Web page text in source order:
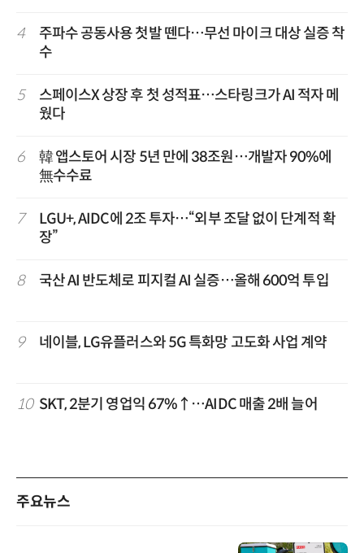
4
주파수 공동사용 첫발 뗀다…무선 마이크 대상 실증 착
수
5
스페이스X 상장 후 첫 성적표…스타링크가 AI 적자 메
웠다
6
韓 앱스토어 시장 5년 만에 38조원…개발자 90%에
無수수료
7
LGU+, AIDC에 2조 투자…“외부 조달 없이 단계적 확
장”
8 국산 AI 반도체로 피지컬 AI 실증…올해 600억 투입
9 네이블, LG유플러스와 5G 특화망 고도화 사업 계약
10 SKT, 2분기 영업익 67%↑…AIDC 매출 2배 늘어
주요뉴스